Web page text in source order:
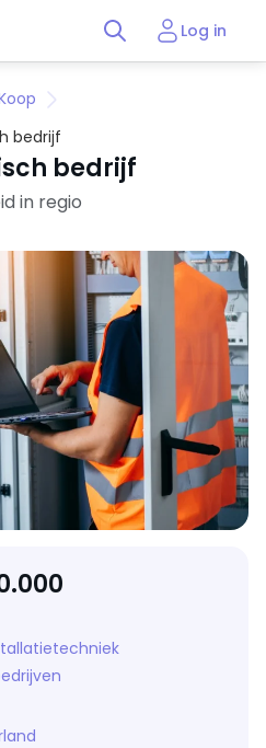
Log in
bedrijf
bedrijf
in regio